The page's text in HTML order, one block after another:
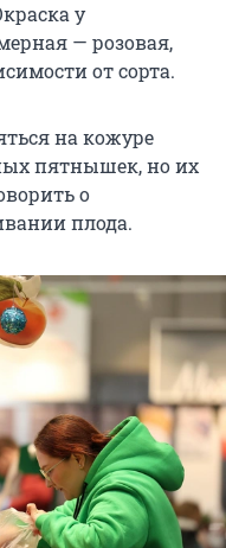
у
— розовая,
от сорта.
на кожуре
пятнышек, но их
о
плода.